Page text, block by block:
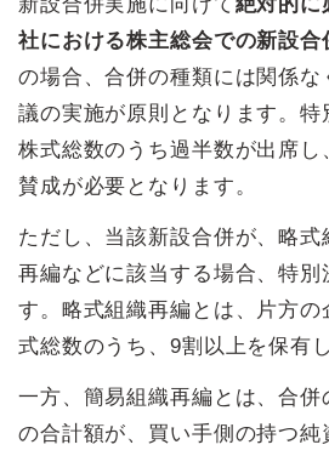
社における株主総会での新設合
の場合、合併の種類には関係
議の実施が原則となります。
株式総数のうち過半数が出席
賛成が必要となります。
ただし、当該新設合併が、略
再編などに該当する場合、特別
す。略式組織再編とは、片方の
式総数のうち、9割以上を保有
一方、簡易組織再編とは、合併
の合計額が、買い手側の持つ純